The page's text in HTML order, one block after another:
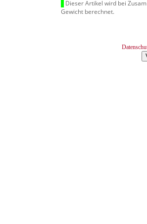
Dieser Artikel wird bei
Gewicht berechnet.